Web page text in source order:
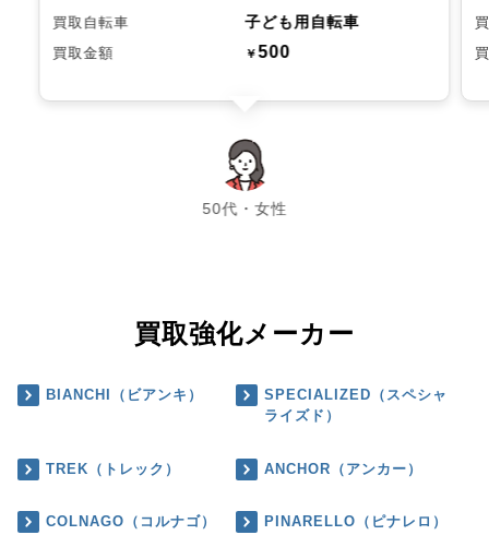
買取自転車 子ども用自転車
買取金額 ￥500
50代・女性
chevron_left chevron_right
買取強化メーカー
BIANCHI（ビアンキ）
SPECIALIZED（スペシャ
ライズド）
TREK（トレック） ANCHOR（アンカー）
COLNAGO（コルナゴ） PINARELLO（ピナレロ）